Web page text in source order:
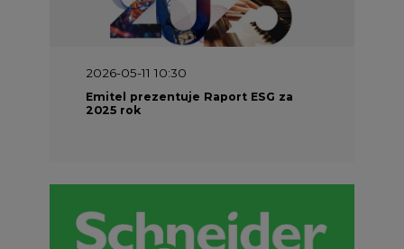
2026-05-11 10:30
Emitel prezentuje Raport ESG za
2025 rok